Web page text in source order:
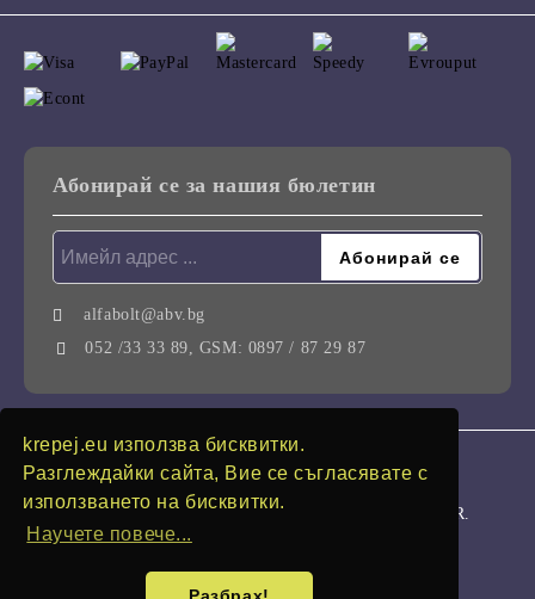
krepej.eu използва бисквитки.
Разглеждайки сайта, Вие се съгласявате с
използването на бисквитки.
Научете повече...
Абонирай се за нашия бюлетин
alfabolt@abv.bg
052 /33 33 89, GSM: 0897 / 87 29 87
Нашият онлайн магазин е 100% съобразен с GDPR.